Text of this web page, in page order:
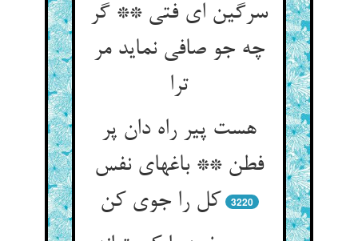
سرگین ای فتی ** گر
چه جو صافی نماید مر
ترا
هست پیر راه دان پر
فطن ** باغهای نفس
کل را جوی کن‌‌
3220